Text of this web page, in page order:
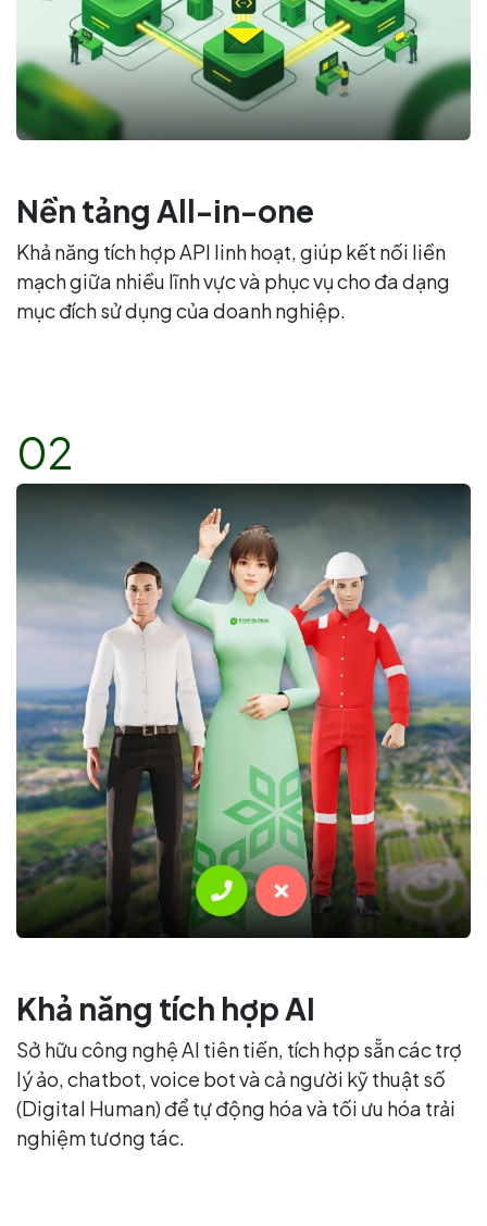
Nền tảng All-in-one
Khả năng tích hợp API linh hoạt, giúp kết nối liền
mạch giữa nhiều lĩnh vực và phục vụ cho đa dạng
mục đích sử dụng của doanh nghiệp.
02
Khả năng tích hợp AI
Sở hữu công nghệ AI tiên tiến, tích hợp sẵn các trợ
lý ảo, chatbot, voice bot và cả người kỹ thuật số
(Digital Human) để tự động hóa và tối ưu hóa trải
nghiệm tương tác.